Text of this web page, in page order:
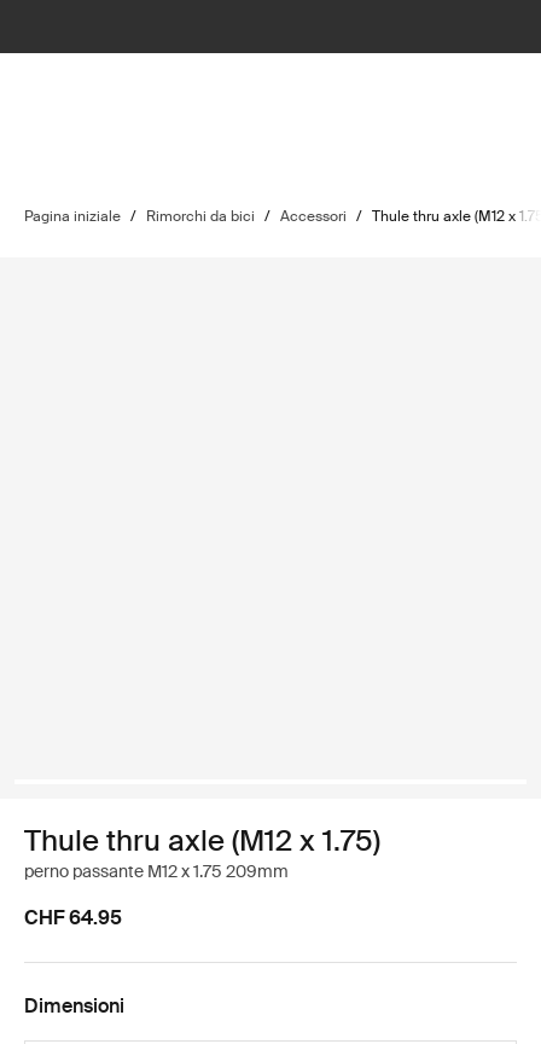
Pagina iniziale / Rimorchi da bici / Accessori / Thule thru axle (M12 x
Thule thru axle (M12 x 1.75)
perno passante M12 x 1.75 209mm
CHF 64.95
Dimensioni